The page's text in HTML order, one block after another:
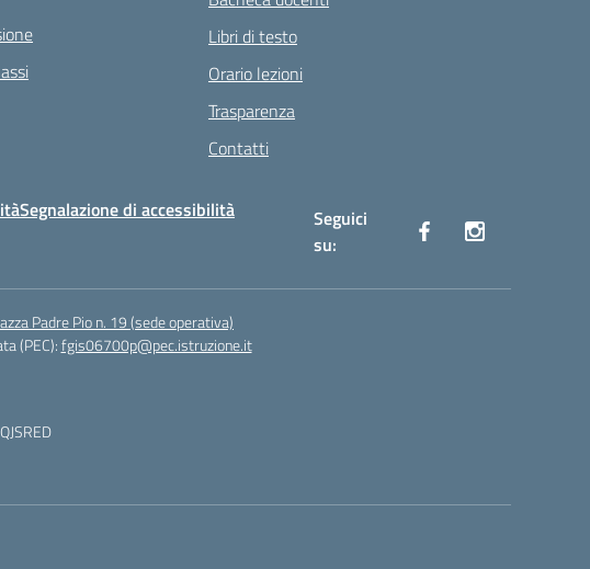
Libri di testo
Orario lezioni
Trasparenza
Contatti
Segnalazione di accessibilità
Seguici
su:
Padre Pio n. 19 (sede operativa)
(PEC):fgis06700p@pec.istruzione.it